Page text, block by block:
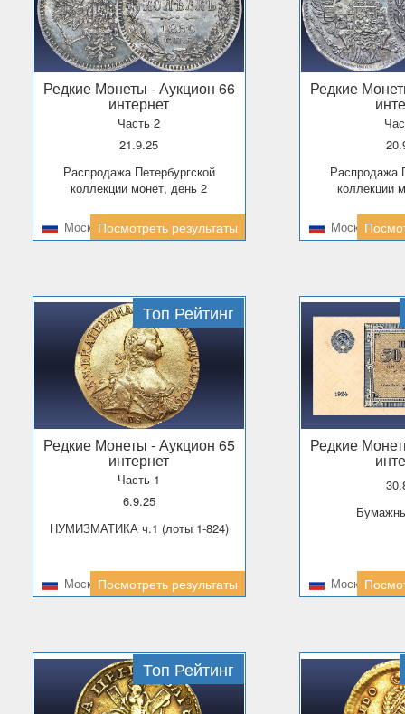
Редкие Монеты - Аукцион 66
интернет
Часть 2
21.9.25
Распродажа Петербургской
коллекции монет, день 2
МоскваПосмотреть результаты
Редкие
Распродажа Петербургской
коллекции
Москва
Топ Рейтинг
Редкие Монеты - Аукцион 65
интернет
Часть 1
6.9.25
НУМИЗМАТИКА ч.1 (лоты 1-824)
МоскваПосмотреть результаты
Редкие
Москва
Топ Рейтинг